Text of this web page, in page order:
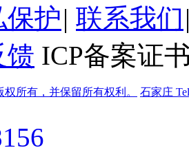
保护| 联系我们
馈 ICP备案证
所有，并保留所有权利。 石家庄